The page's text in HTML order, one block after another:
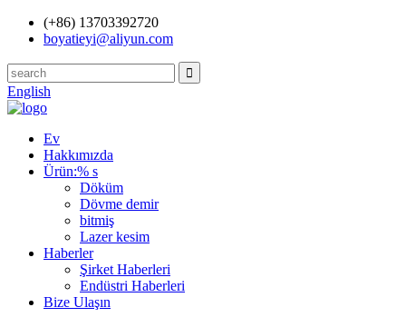
(+86) 13703392720
boyatieyi@aliyun.com
English
Ev
Hakkımızda
Ürün:% s
Döküm
Dövme demir
bitmiş
Lazer kesim
Haberler
Şirket Haberleri
Endüstri Haberleri
Bize Ulaşın